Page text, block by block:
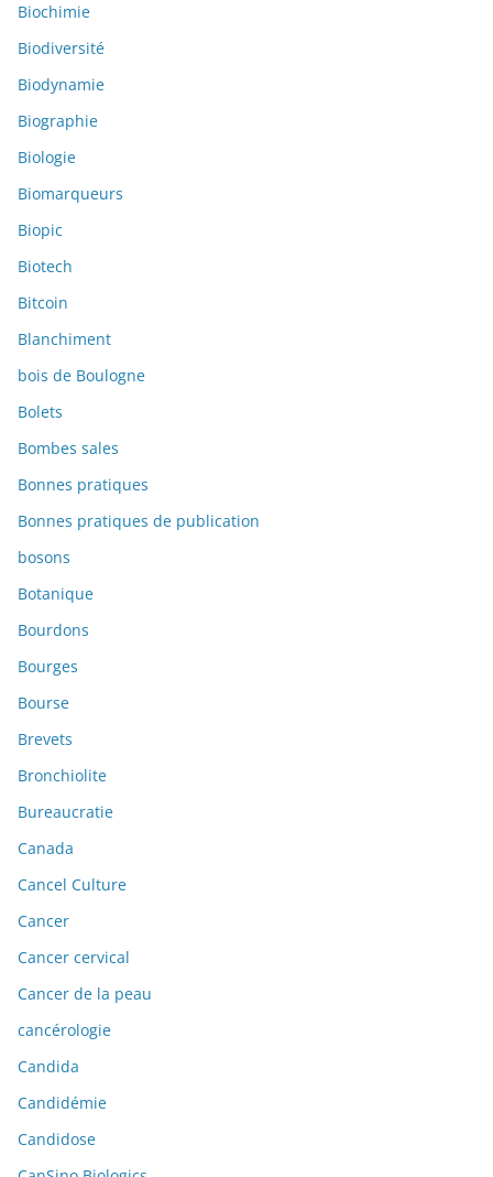
Biochimie
Biodiversité
Biodynamie
Biographie
Biologie
Biomarqueurs
Biopic
Biotech
Bitcoin
Blanchiment
bois de Boulogne
Bolets
Bombes sales
Bonnes pratiques
Bonnes pratiques de publication
bosons
Botanique
Bourdons
Bourges
Bourse
Brevets
Bronchiolite
Bureaucratie
Canada
Cancel Culture
Cancer
Cancer cervical
Cancer de la peau
cancérologie
Candida
Candidémie
Candidose